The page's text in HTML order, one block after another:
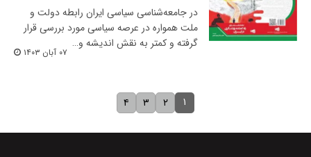
در جامعه‌شناسی سیاسی ایران رابطه‌ دولت و
ملت همواره در عرصه سیاسی مورد بررسی قرار
گرفته و کمتر به نقش اندیشه و…
۰۷ آبان ۱۴۰۳
۱ ۲ ۳ ۴